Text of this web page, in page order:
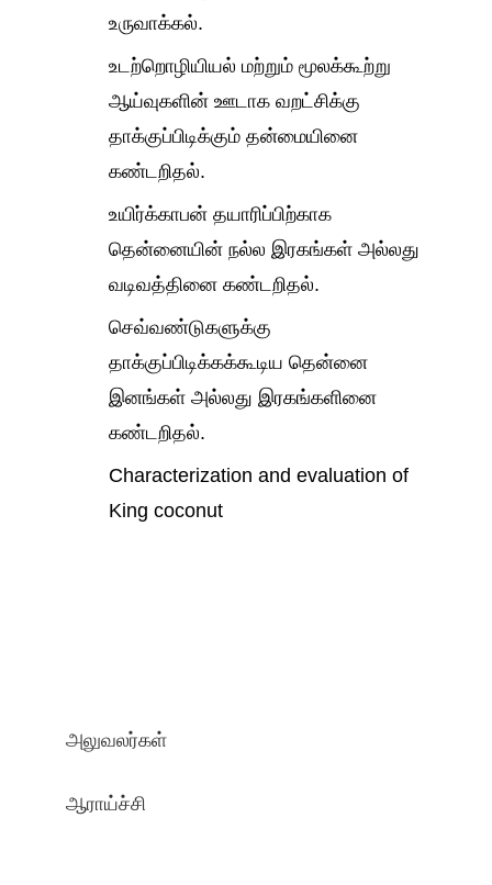
உருவாக்கல்.
உடற்றொழியியல் மற்றும் மூலக்கூற்று
ஆய்வுகளின் ஊடாக வறட்சிக்கு
தாக்குப்பிடிக்கும் தன்மையினை
கண்டறிதல்.
உயிர்க்காபன் தயாரிப்பிற்காக
தென்னையின் நல்ல இரகங்கள் அல்லது
வடிவத்தினை கண்டறிதல்.
செவ்வண்டுகளுக்கு
தாக்குப்பிடிக்கக்கூடிய தென்னை
இனங்கள் அல்லது இரகங்களினை
கண்டறிதல்.
Characterization and evaluation of
King coconut
அலுவலர்கள்
ஆராய்ச்சி